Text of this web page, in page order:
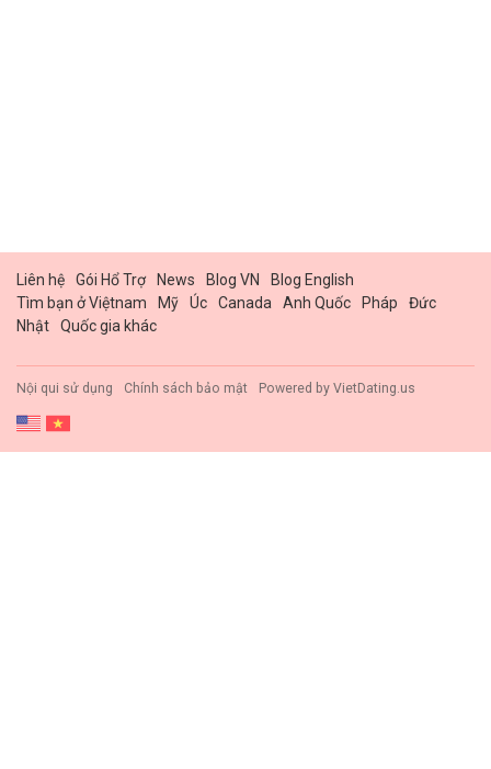
Liên hệ Gói Hổ Trợ News Blog VN
Blog English
Tìm bạn ở Việtnam
Mỹ Úc Canada Anh Quốc Pháp
Đức
Nhật
Quốc gia khác
Nội qui sử dụng Chính sách bảo mật Powered by VietDating.us